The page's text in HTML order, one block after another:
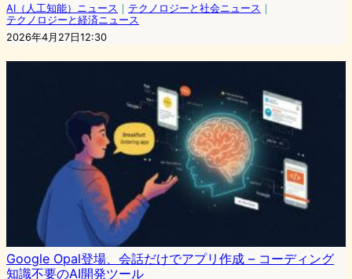
AI（人工知能）ニュース ｜ テクノロジーと社会ニュース ｜
テクノロジーと経済ニュース
2026年4月27日12:30
Google Opal登場、会話だけでアプリ作成 – コーディング
知識不要のAI開発ツール